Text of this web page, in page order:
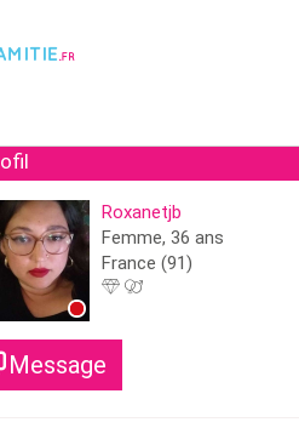
Roxanetjb
Femme, 36 ans
France (91)
Message